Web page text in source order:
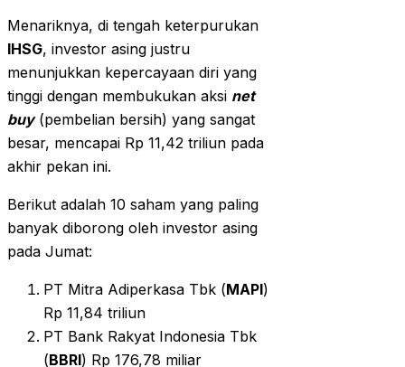
Menariknya, di tengah keterpurukan
IHSG, investor asing justru
menunjukkan kepercayaan diri yang
tinggi dengan membukukan aksi net
buy(pembelian bersih) yang sangat
besar, mencapai Rp 11,42 triliun pada
akhir pekan ini.
Berikut adalah 10 saham yang paling
banyak diborong oleh investor asing
pada Jumat:
PT Mitra Adiperkasa Tbk (MAPI)
Rp 11,84 triliun
PT Bank Rakyat Indonesia Tbk
(BBRI) Rp 176,78 miliar